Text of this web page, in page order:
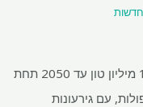
חדשות
הביקוש העולמי לליתיום עשוי לעלות על 13 מיליון טון עד 2050 תחת
עם גירעונות